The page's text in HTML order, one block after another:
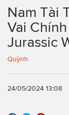
Nam Tài
Vai
Jurassic
Quỳnh
24/05/2024 13:08